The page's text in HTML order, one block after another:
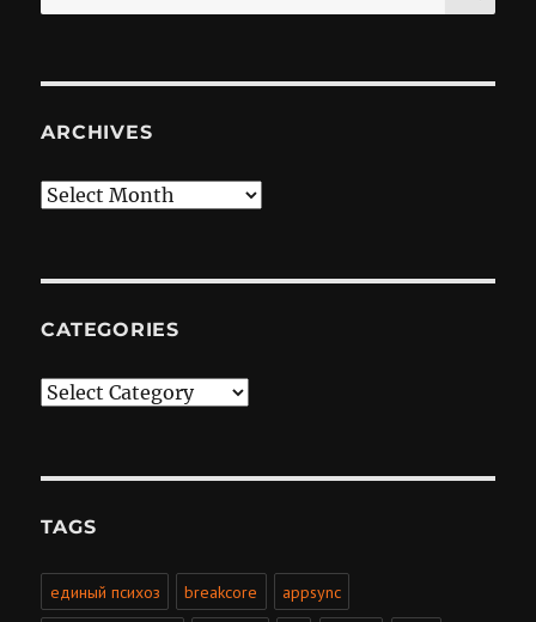
for:
ARCHIVES
Archives
CATEGORIES
Categories
TAGS
единый психоз breakcore appsync